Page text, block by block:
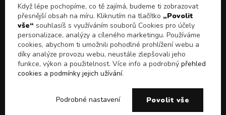
SLEDUJ NÁS!
© 2026 Všechna práva vyhrazena
Itálie
nabídky a novinky!
ANO
Když lépe pochopíme, co tě zajímá, budeme ti zobrazovat
přesnější obsah na míru. Kliknutím na tlačítko „Povolit
vše“ souhlasíš s využíváním souborů Cookies pro účely
personalizace, analýzy a cíleného marketingu. Používáme
cookies, abychom ti umožnili pohodlné prohlížení webu a
díky analýze provozu webu, neustále zlepšovali jeho
funkce, výkon a použitelnost. Více info a podrobný přehled
cookies a podmínky jejich užívání.
Podrobné nastavení Povolit vše